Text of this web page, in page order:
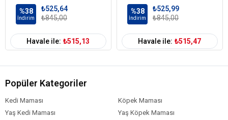
%38
İndirim
₺525,64
₺845,00
Havale ile: ₺515,13
%38
İndirim
₺525,99
₺845,00
Havale ile: ₺515,47
Popüler Kategoriler
Kedi Maması
Köpek Maması
Yaş Kedi Maması
Yaş Köpek Maması